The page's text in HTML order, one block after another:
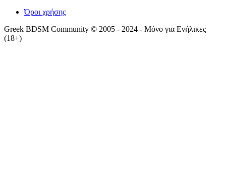
Όροι χρήσης
Greek BDSM Community © 2005 - 2024 - Μόνο για Ενήλικες
(18+)